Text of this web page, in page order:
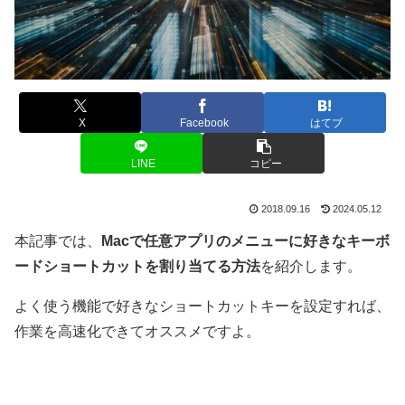
X Facebook はてブ
LINE コピー
2018.09.16 2024.05.12
本記事では、
Macで任意アプリのメニューに好きなキーボ
ードショートカットを割り当てる方法を紹介します。
よく使う機能で好きなショートカットキーを設定すれば、
作業を高速化できてオススメですよ。